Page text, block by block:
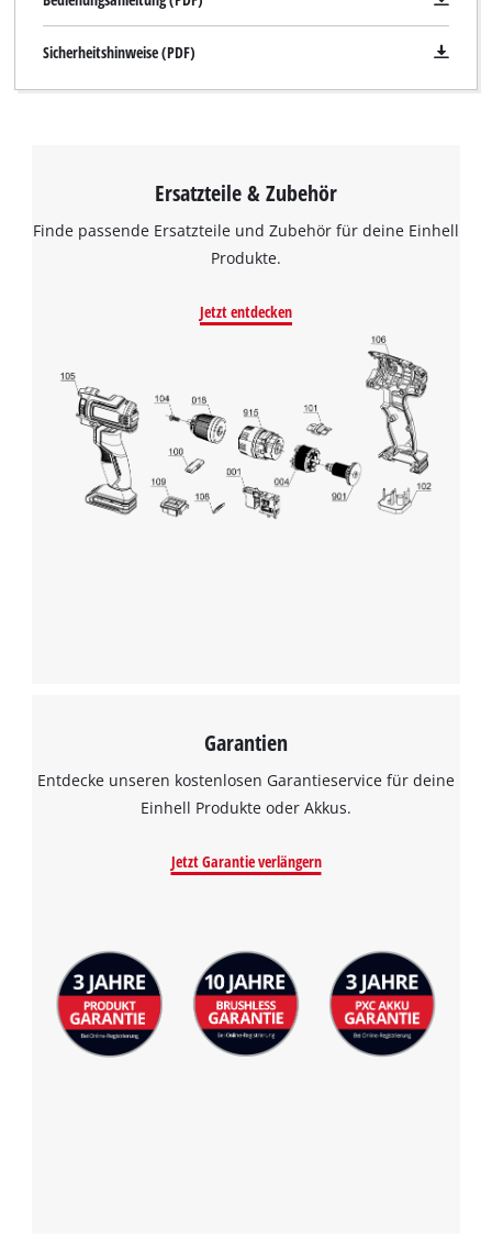
Sicherheitshinweise (PDF)
Ersatzteile & Zubehör
Finde passende Ersatzteile und Zubehör für deine Einhell
Produkte.
Jetzt entdecken
Garantien
Entdecke unseren kostenlosen Garantieservice für deine
Einhell Produkte oder Akkus.
Jetzt Garantie verlängern